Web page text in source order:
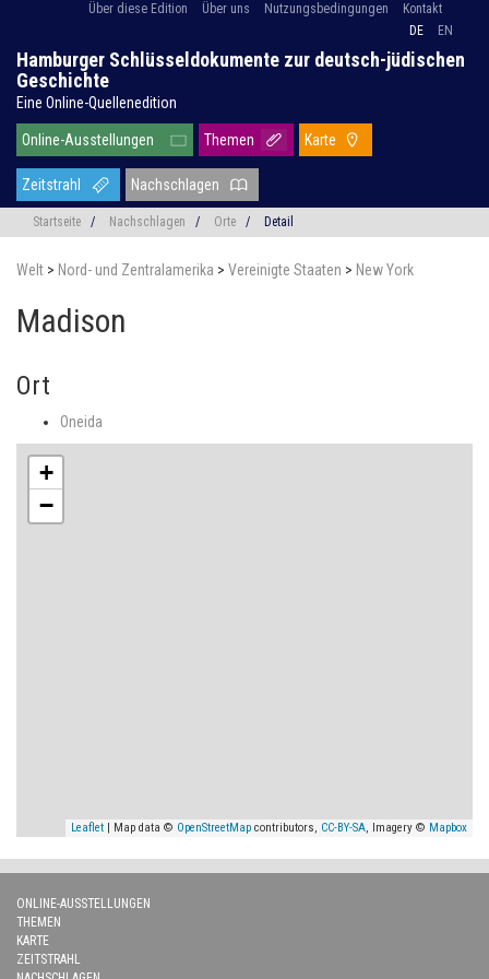
Über diese Edition Über uns Nutzungsbedingungen
Kontakt
DE
EN
Hamburger Schlüsseldokumente zur deutsch-jüdischen
Geschichte
Eine Online-Quellenedition
Online-Ausstellungen Themen Karte
Zeitstrahl Nachschlagen
Startseite / Nachschlagen / Orte / Detail
Welt > Nord- und Zentralamerika > Vereinigte Staaten > New York
Madison
Ort
Oneida
+
−
Leaflet | Map data © OpenStreetMap contributors, CC-BY-SA, Imagery © Mapbox
ONLINE-AUSSTELLUNGEN
THEMEN
KARTE
ZEITSTRAHL